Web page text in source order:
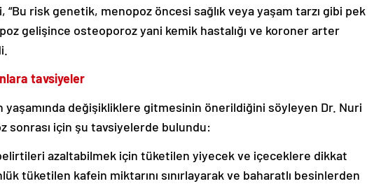
“Bu risk genetik, menopoz öncesi sağlık veya yaşam tarzı gibi pek
gelişince osteoporoz yani kemik hastalığı ve koroner arter
tavsiyeler
yaşamında değişikliklere gitmesinin önerildiğini söyleyen Dr. Nuri
sonrası için şu tavsiyelerde bulundu:
azaltabilmek için tüketilen yiyecek ve içeceklere dikkat
tüketilen kafein miktarını sınırlayarak ve baharatlı besinlerden